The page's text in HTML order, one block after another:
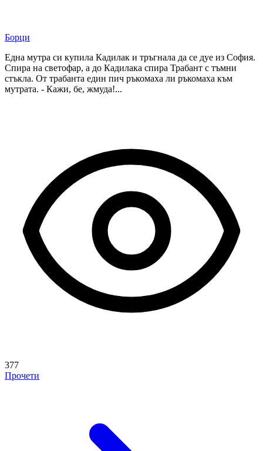
Борци
Една мутра си купила Кадилак и тръгнала да се дуе из София.
Спира на светофар, а до Кадилака спира Трабант с тъмни
стъкла. От трабанта един пич ръкомаха ли ръкомаха към
мутрата. - Кажи, бе, жмуда!...
377
Прочети